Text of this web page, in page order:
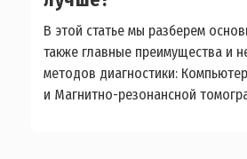
В этой статье мы разберем
также главные преимущества и
методов диагностики:
и Магнитно-резонансной